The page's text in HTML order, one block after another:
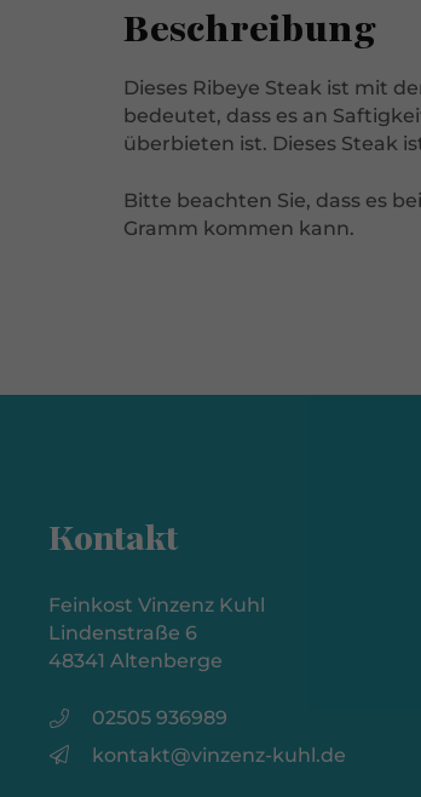
Beschreibung
Dieses Ribeye Steak ist mit
bedeutet, dass es an
überbieten ist. Dieses Steak
Bitte beachten Sie, dass es
Gramm kommen kann.
Kontakt
Feinkost Vinzenz Kuhl
Lindenstraße 6
48341 Altenberge
02505 936989
kontakt@vinzenz-kuhl.de